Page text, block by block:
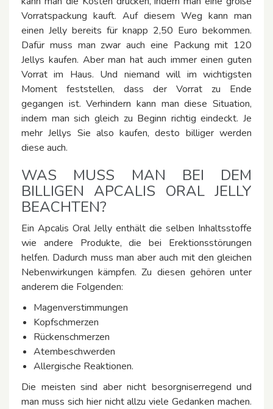
Vorratspackung kauft. Auf diesem Weg kann man
einen Jelly bereits für knapp 2,50 Euro bekommen.
Dafür muss man zwar auch eine Packung mit 120
Jellys kaufen. Aber man hat auch immer einen guten
Vorrat im Haus. Und niemand will im wichtigsten
Moment feststellen, dass der Vorrat zu Ende
gegangen ist. Verhindern kann man diese Situation,
indem man sich gleich zu Beginn richtig eindeckt. Je
mehr Jellys Sie also kaufen, desto billiger werden
diese auch.
WAS MUSS MAN BEI DEM
BILLIGEN APCALIS ORAL JELLY
BEACHTEN?
Ein Apcalis Oral Jelly enthält die selben Inhaltsstoffe
wie andere Produkte, die bei Erektionsstörungen
helfen. Dadurch muss man aber auch mit den gleichen
Nebenwirkungen kämpfen. Zu diesen gehören unter
anderem die Folgenden:
Magenverstimmungen
Kopfschmerzen
Rückenschmerzen
Atembeschwerden
Allergische Reaktionen.
Die meisten sind aber nicht besorgniserregend und
man muss sich hier nicht allzu viele Gedanken machen.